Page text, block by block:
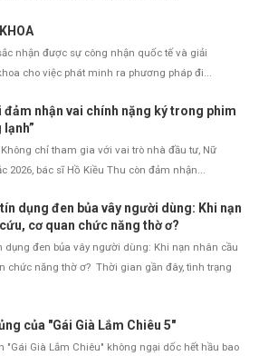
nhận được sự công nhận quốc tế và giải
cho việc phát minh ra phương pháp đi...
đảm nhận vai chính nặng ký trong phim
chỉ tham gia với vai trò nhà đầu tư, Nữ
2026, bác sĩ Hồ Kiều Thu còn đảm nhận...
dụng đen bủa vây người dùng: Khi nạn
cơ quan chức năng thờ ơ?
dụng đen bủa vây người dùng: Khi nạn nhân cầu
chức năng thờ ơ? Thời gian gần đây, tình trạng
của "Gái Già Lắm Chiêu 5"
"Gái Già Lắm Chiêu" không ngại dốc hết hầu bao